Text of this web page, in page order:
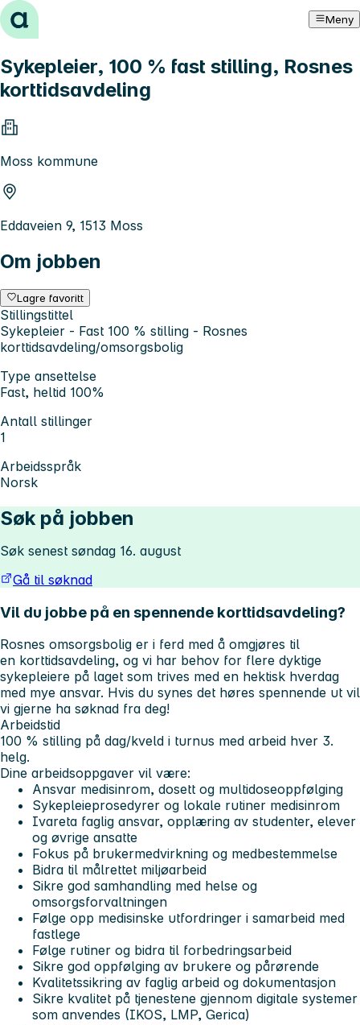
Hopp til innhold Meny
Sykepleier, 100 % fast stilling, Rosnes
korttidsavdeling
Moss kommune
Eddaveien 9, 1513 Moss
Om jobben
Lagre favoritt
Stillingstittel
Sykepleier - Fast 100 % stilling - Rosnes
korttidsavdeling/omsorgsbolig
Type ansettelse
Fast, heltid 100%
Antall stillinger
1
Arbeidsspråk
Norsk
Søk på jobben
Søk senest søndag 16. august
Gå til søknad
Vil du jobbe på en spennende korttidsavdeling?
Rosnes omsorgsbolig er i ferd med å omgjøres til
en korttidsavdeling, og vi har behov for flere dyktige
sykepleiere på laget som trives med en hektisk hverdag
med mye ansvar. Hvis du synes det høres spennende ut vil
vi gjerne ha søknad fra deg!
Arbeidstid
100 % stilling på dag/kveld i turnus med arbeid hver 3.
helg.
Dine arbeidsoppgaver vil være:
Ansvar medisinrom, dosett og multidoseoppfølging
Sykepleieprosedyrer og lokale rutiner medisinrom
Ivareta faglig ansvar, opplæring av studenter, elever
og øvrige ansatte
Fokus på brukermedvirkning og medbestemmelse
Bidra til målrettet miljøarbeid
Sikre god samhandling med helse og
omsorgsforvaltningen
Følge opp medisinske utfordringer i samarbeid med
fastlege
Følge rutiner og bidra til forbedringsarbeid
Sikre god oppfølging av brukere og pårørende
Kvalitetssikring av faglig arbeid og dokumentasjon
Sikre kvalitet på tjenestene gjennom digitale systemer
som anvendes (IKOS, LMP, Gerica)